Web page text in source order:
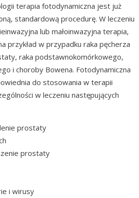
terapia fotodynamiczna jest już
standardową procedurę. W leczeniu
lub małoinwazyjna terapia,
przykład w przypadku raka pęcherza
raka podstawnokomórkowego,
i choroby Bowena. Fotodynamiczna
do stosowania w terapii
w leczeniu następujących
prostaty
prostaty
i wirusy